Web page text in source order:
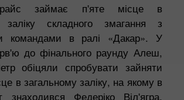
займає п'яте місце в
заліку складного змагання з
командами в ралі «Дакар». У
до фінального раунду Алеш,
обіцяли спробувати зайняти
в загальному заліку, на якому в
Федеріко Віл'ягра.